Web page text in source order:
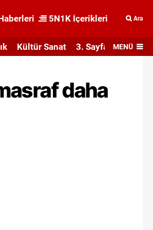
5N1K İçerikleri Ara
Kültür Sanat 3. Sayfa MENÜ
daha